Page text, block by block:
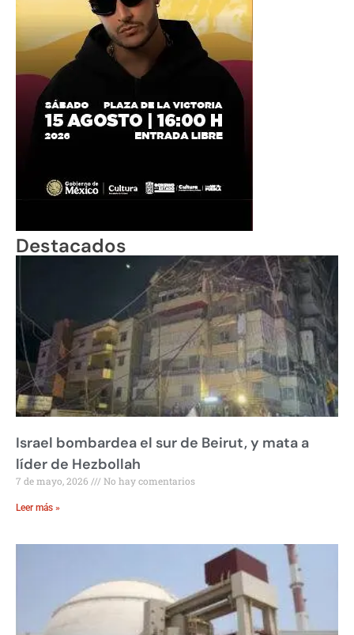
Destacados
Israel bombardea el sur de Beirut, y mata a
líder de Hezbollah
7 de mayo, 2026 No hay comentarios
Leer más »